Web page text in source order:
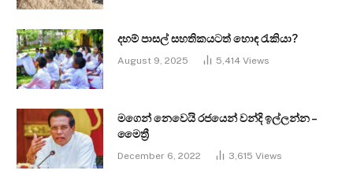
දහම් පාසල් සහතිකයටත් හොඳ රැකියා?
August 9, 2025 5,414 Views
මගෙන් නෙවෙයි රජයෙන් වන්දි ඉල්ලන්න –
මෛත්‍රී
December 6, 2022 3,615 Views